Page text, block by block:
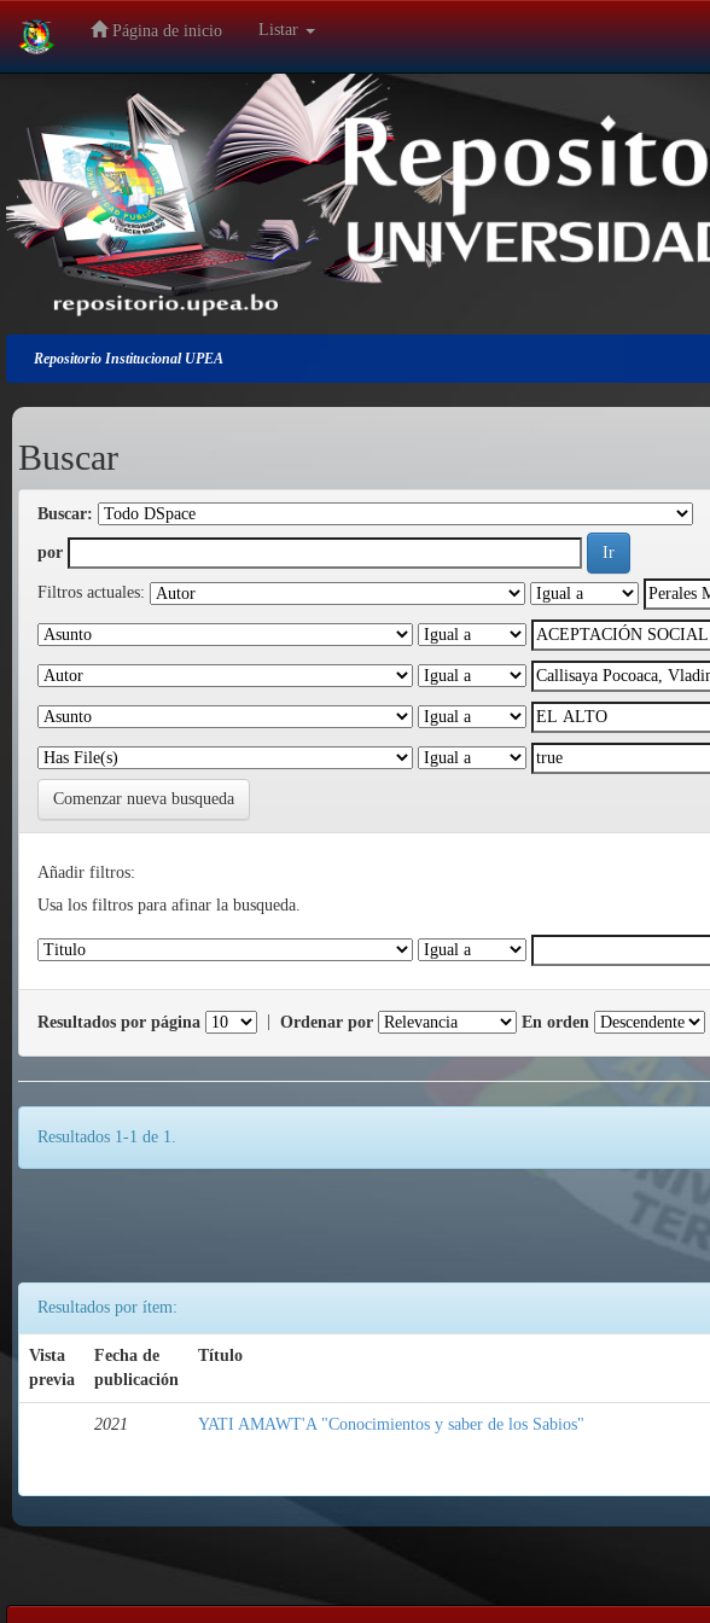
Salir
navegación
Página de inicio Listar
Repositorio Institucional UPEA
Buscar
Buscar:
por
Filtros actuales:
Comenzar nueva busqueda
Añadir filtros:
Usa los filtros para afinar la busqueda.
Resultados por página Ordenar por En orden
Resultados 1-1 de 1.
Resultados por ítem:
Vista
previa
Fecha de
publicación
Título
2021 YATI AMAWT'A "Conocimientos y saber de los Sabios"